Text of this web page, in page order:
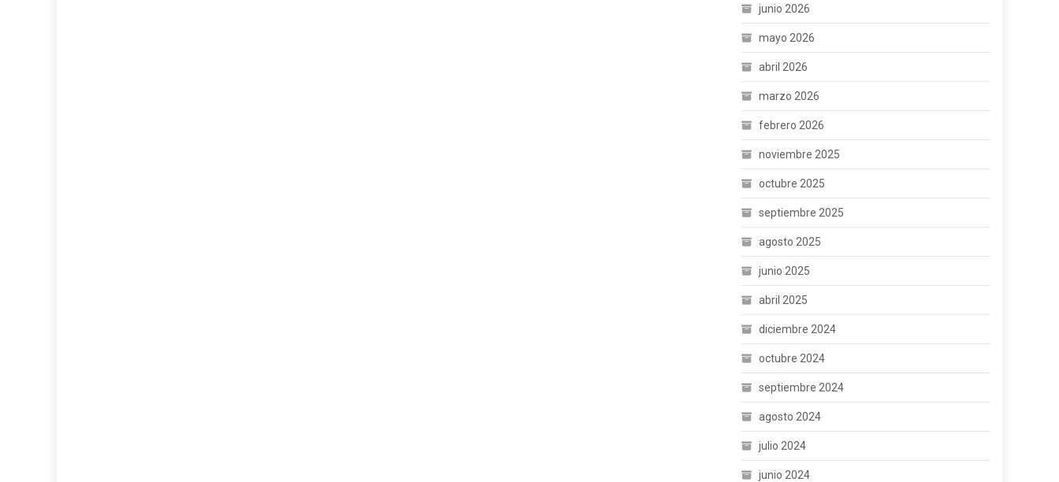
junio 2026
mayo 2026
abril 2026
marzo 2026
febrero 2026
noviembre 2025
octubre 2025
septiembre 2025
agosto 2025
junio 2025
abril 2025
diciembre 2024
octubre 2024
septiembre 2024
agosto 2024
julio 2024
junio 2024